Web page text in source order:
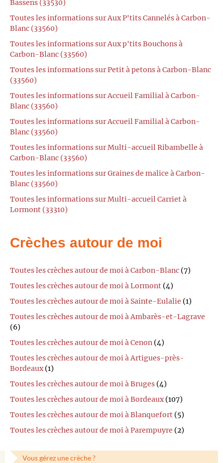
Bassens (33530)
Toutes les informations sur Aux P'tits Cannelés à Carbon-
Blanc (33560)
Toutes les informations sur Aux p'tits Bouchons à
Carbon-Blanc (33560)
Toutes les informations sur Petit à petons à Carbon-Blanc
(33560)
Toutes les informations sur Accueil Familial à Carbon-
Blanc (33560)
Toutes les informations sur Accueil Familial à Carbon-
Blanc (33560)
Toutes les informations sur Multi-accueil Ribambelle à
Carbon-Blanc (33560)
Toutes les informations sur Graines de malice à Carbon-
Blanc (33560)
Toutes les informations sur Multi-accueil Carriet à
Lormont (33310)
Crèches autour de moi
Toutes les crèches autour de moi à Carbon-Blanc (7)
Toutes les crèches autour de moi à Lormont (4)
Toutes les crèches autour de moi à Sainte-Eulalie (1)
Toutes les crèches autour de moi à Ambarès-et-Lagrave
(6)
Toutes les crèches autour de moi à Cenon (4)
Toutes les crèches autour de moi à Artigues-près-
Bordeaux(1)
Toutes les crèches autour de moi à Bruges (4)
Toutes les crèches autour de moi à Bordeaux(107)
Toutes les crèches autour de moi à Blanquefort (5)
Toutes les crèches autour de moi à Parempuyre (2)
Vous gérez une crèche ?